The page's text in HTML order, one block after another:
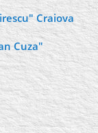
Craiova
Cuza"